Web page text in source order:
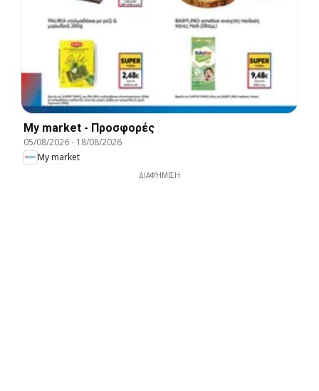
My market - Προσφορές
05/08/2026- 18/08/2026
My market
ΔΙΑΦΉΜΙΣΗ